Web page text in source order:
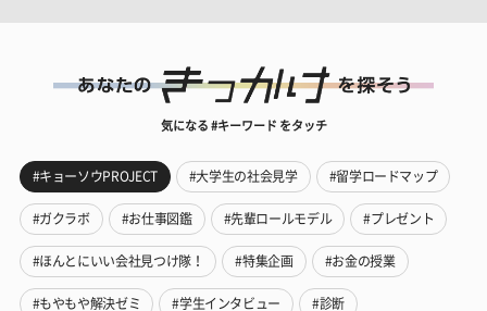
気になる #キーワード をタッチ
#キョーソウPROJECT #大学生の社会見学 #留学ロードマップ
#ガクラボ #お仕事図鑑 #先輩ロールモデル #プレゼント
#ほんとにいい会社見つけ隊！ #特集企画 #お金の授業
#もやもや解決ゼミ #学生インタビュー #診断